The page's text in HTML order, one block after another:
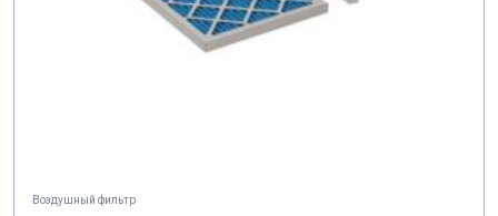
Воздушный фильтр